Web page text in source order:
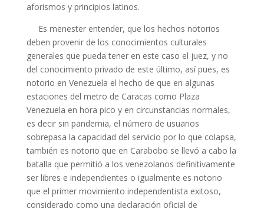
aforismos y principios latinos.
Es menester entender, que los hechos notorios
deben provenir de los conocimientos culturales
generales que pueda tener en este caso el juez, y no
del conocimiento privado de este último, así pues, es
notorio en Venezuela el hecho de que en algunas
estaciones del metro de Caracas como Plaza
Venezuela en hora pico y en circunstancias normales,
es decir sin pandemia, el número de usuarios
sobrepasa la capacidad del servicio por lo que colapsa,
también es notorio que en Carabobo se llevó a cabo la
batalla que permitió a los venezolanos definitivamente
ser libres e independientes o igualmente es notorio
que el primer movimiento independentista exitoso,
considerado como una declaración oficial de